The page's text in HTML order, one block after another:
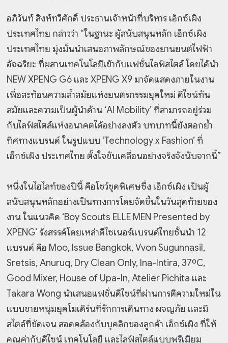
อภิวันท์ สิงห์ทวีศักดิ์ ประธานเจ้าหน้าที่บริหาร เอ็กซ์เผิง
ประเทศไทย กล่าวว่า “ในฐานะ ผู้สนับสนุนหลัก เอ็กซ์เผิง
ประเทศไทย มุ่งมั่นนำเสนอภาพลักษณ์ของยานยนต์ไฟฟ้า
อัจฉริยะ ที่ผสานเทคโนโลยีเข้ากับแฟชั่นไลฟ์สไตล์ โดยได้นำ
NEW XPENG G6 และ XPENG X9 มาจัดแสดงภายในงาน
เพื่อสะท้อนความล้ำสมัยแห่งยนตรกรรมยุคใหม่ ดีไซน์ทัน
สมัยและความเป็นผู้นำด้าน ‘AI Mobility’ ที่สามารถอยู่ร่วม
กับไลฟ์สไตล์แห่งอนาคตได้อย่างลงตัว บทบาทนี้ยังตอกย้ำ
ทิศทางแบรนด์ ในรูปแบบ ‘Technology x Fashion’ ที่
เอ็กซ์เผิง ประเทศไทย ตั้งใจขับเคลื่อนอย่างจริงจังนับจากนี้”
หนึ่งในไฮไลท์ของปีนี้ คือโชว์ชุดพิเศษซึ่ง เอ็กซ์เผิง เป็นผู้
สนับสนุนหลักอย่างเป็นทางการโดยจัดขึ้นในวันสุดท้ายของ
งาน ในแนวคิด ‘Boy Scouts ELLE MEN Presented by
XPENG’ รังสรรค์โดยเหล่าดีไซเนอร์แบรนด์ไทยชั้นนำ 12
แบรนด์ คือ Moo, Issue Bangkok, Vvon Sugunnasil,
Sretsis, Anuruq, Dry Clean Only, Ina-Intira, 37ºC,
Good Mixer, House of Upa-In, Atelier Pichita และ
Takara Wong นำเสนอแฟชั่นดีไซน์ที่ผ่านการตีความใหม่ใน
แบบชายหนุ่มยุคโมเดิร์นที่รักการเดินทาง ผจญภัย และมี
สไตล์ที่ชัดเจน สอดคล้องกับบุคลิกของลูกค้า เอ็กซ์เผิง ที่ให้
คุณค่ากับดีไซน์ เทคโนโลยี และไลฟ์สไตล์แบบพรีเมียม